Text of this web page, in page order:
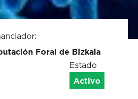
Foral de Bizkaia
Estado
Activo